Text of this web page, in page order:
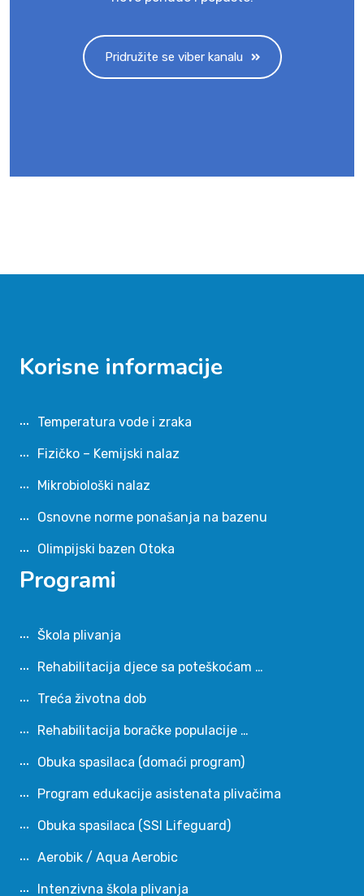
Pridružite se viber kanalu
Korisne informacije
Temperatura vode i zraka
Fizičko – Kemijski nalaz
Mikrobiološki nalaz
Osnovne norme ponašanja na bazenu
Olimpijski bazen Otoka
Programi
Škola plivanja
Rehabilitacija djece sa poteškoćam …
Treća životna dob
Rehabilitacija boračke populacije …
Obuka spasilaca (domaći program)
Program edukacije asistenata plivačima
Obuka spasilaca (SSI Lifeguard)
Aerobik / Aqua Aerobic
Intenzivna škola plivanja